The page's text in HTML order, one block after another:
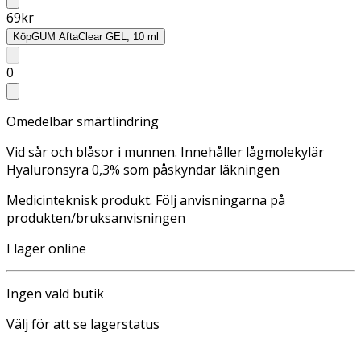
69kr
KöpGUM AftaClear GEL, 10 ml
0
Omedelbar smärtlindring
Vid sår och blåsor i munnen. Innehåller lågmolekylär
Hyaluronsyra 0,3% som påskyndar läkningen
Medicinteknisk produkt. Följ anvisningarna på
produkten/bruksanvisningen
I lager online
Ingen vald butik
Välj för att se lagerstatus